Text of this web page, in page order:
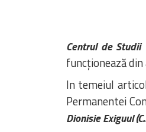
Centrul de Studii
funcționează
In temeiul
Permanentei
Dionisie Exiguul